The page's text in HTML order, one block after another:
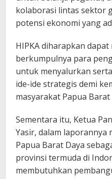
kolaborasi lintas sektor
potensi ekonomi yang
HIPKA diharapkan dapat
berkumpulnya para
untuk menyalurkan
ide-ide strategis demi
masyarakat Papua Barat
Sementara itu, Ketua
Yasir, dalam laporannya
Papua Barat Daya
provinsi termuda di
membutuhkan